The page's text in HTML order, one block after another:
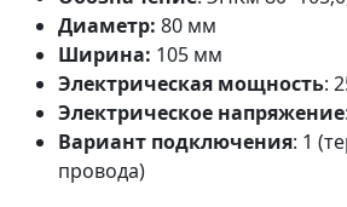
Диаметр: 80 мм
Ширина: 105 мм
Электрическая мощность:
Электрическое напряжение
Вариант подключения: 1
провода)